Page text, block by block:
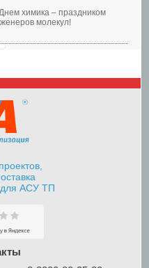
и
химика – праздником
молекул!
для АСУ ТП